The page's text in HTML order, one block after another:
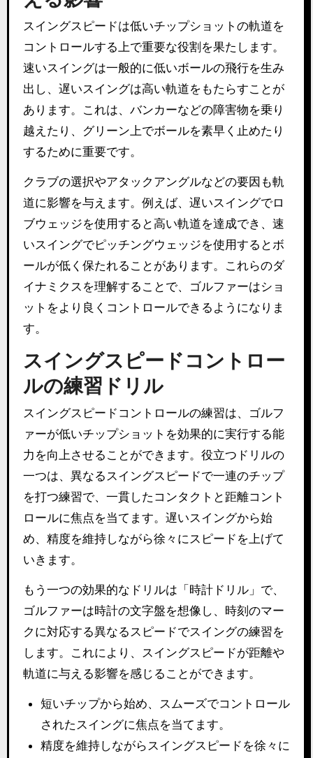
スイングスピードは低いチップショットの軌道を
コントロールする上で重要な役割を果たします。
速いスイングは一般的に低いボールの飛行を生み
出し、遅いスイングは高い軌道をもたらすことが
あります。これは、バンカーなどの障害物を乗り
越えたり、グリーン上でボールを素早く止めたり
するために重要です。
クラブの選択やアタックアングルなどの要因も軌
道に影響を与えます。例えば、遅いスイングでロ
ブウェッジを使用すると高い軌道を達成でき、速
いスイングでピッチングウェッジを使用するとボ
ールが低く保たれることがあります。これらのダ
イナミクスを理解することで、ゴルファーはショ
ットをより良くコントロールできるようになりま
す。
スイングスピードコントロー
ルの練習ドリル
スイングスピードコントロールの練習は、ゴルフ
ァーが低いチップショットを効果的に実行する能
力を向上させることができます。役立つドリルの
一つは、異なるスイングスピードで一連のチップ
を打つ練習で、一貫したコンタクトと距離コント
ロールに焦点を当てます。遅いスイングから始
め、精度を維持しながら徐々にスピードを上げて
いきます。
もう一つの効果的なドリルは「時計ドリル」で、
ゴルファーは時計の文字盤を想像し、時刻のマー
クに対応する異なるスピードでスイングの練習を
します。これにより、スイングスピードが距離や
軌道に与える影響を感じることができます。
短いチップから始め、スムーズでコントロール
されたスイングに焦点を当てます。
精度を維持しながらスイングスピードを徐々に